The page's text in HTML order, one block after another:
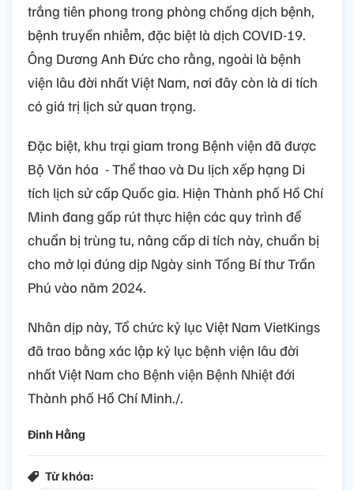
trắng tiên phong trong phòng chống dịch bệnh,
bệnh truyền nhiễm, đặc biệt là dịch COVID-19.
Ông Dương Anh Đức cho rằng, ngoài là bệnh
viện lâu đời nhất Việt Nam, nơi đây còn là di tích
có giá trị lịch sử quan trọng.
Đặc biệt, khu trại giam trong Bệnh viện đã được
Bộ Văn hóa - Thể thao và Du lịch xếp hạng Di
tích lịch sử cấp Quốc gia. Hiện Thành phố Hồ Chí
Minh đang gấp rút thực hiện các quy trình để
chuẩn bị trùng tu, nâng cấp di tích này, chuẩn bị
cho mở lại đúng dịp Ngày sinh Tổng Bí thư Trần
Phú vào năm 2024.
Nhân dịp này, Tổ chức kỷ lục Việt Nam VietKings
đã trao bằng xác lập kỷ lục bệnh viện lâu đời
nhất Việt Nam cho Bệnh viện Bệnh Nhiệt đới
Thành phố Hồ Chí Minh./.
Đinh Hằng
Từ khóa: